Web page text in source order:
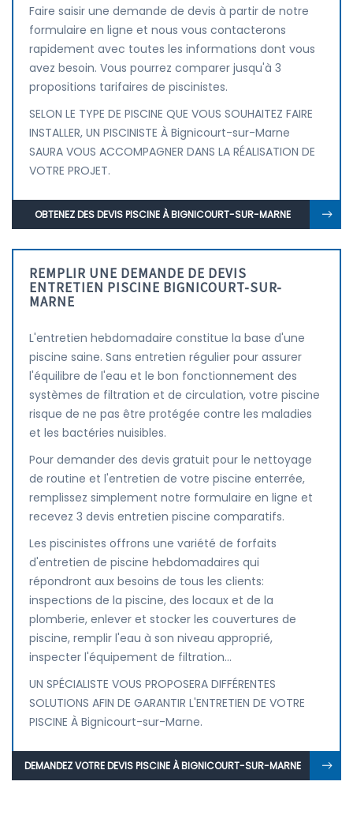
Faire saisir une demande de devis à partir de notre
formulaire en ligne et nous vous contacterons
rapidement avec toutes les informations dont vous
avez besoin. Vous pourrez comparer jusqu'à 3
propositions tarifaires de piscinistes.
SELON LE TYPE DE PISCINE QUE VOUS SOUHAITEZ FAIRE
INSTALLER, UN PISCINISTE À Bignicourt-sur-Marne
SAURA VOUS ACCOMPAGNER DANS LA RÉALISATION DE
VOTRE PROJET.
OBTENEZ DES DEVIS PISCINE À BIGNICOURT-SUR-MARNE
REMPLIR UNE DEMANDE DE DEVIS
ENTRETIEN PISCINE BIGNICOURT-SUR-
MARNE
L'entretien hebdomadaire constitue la base d'une
piscine saine. Sans entretien régulier pour assurer
l'équilibre de l'eau et le bon fonctionnement des
systèmes de filtration et de circulation, votre piscine
risque de ne pas être protégée contre les maladies
et les bactéries nuisibles.
Pour demander des devis gratuit pour le nettoyage
de routine et l'entretien de votre piscine enterrée,
remplissez simplement notre formulaire en ligne et
recevez 3 devis entretien piscine comparatifs.
Les piscinistes offrons une variété de forfaits
d'entretien de piscine hebdomadaires qui
répondront aux besoins de tous les clients:
inspections de la piscine, des locaux et de la
plomberie, enlever et stocker les couvertures de
piscine, remplir l'eau à son niveau approprié,
inspecter l'équipement de filtration...
UN SPÉCIALISTE VOUS PROPOSERA DIFFÉRENTES
SOLUTIONS AFIN DE GARANTIR L'ENTRETIEN DE VOTRE
PISCINE À Bignicourt-sur-Marne.
DEMANDEZ VOTRE DEVIS PISCINE À BIGNICOURT-SUR-MARNE